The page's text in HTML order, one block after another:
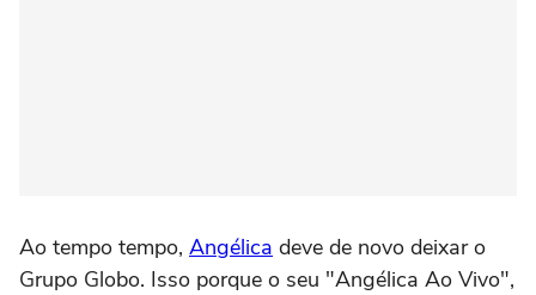
Ao tempo tempo, Angélica deve de novo deixar o
Grupo Globo. Isso porque o seu "Angélica Ao Vivo",